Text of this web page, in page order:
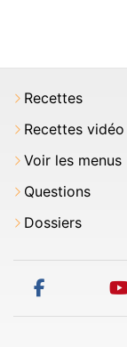
Recettes
Recettes vidéo
Voir les menus
Questions
Dossiers
facebook